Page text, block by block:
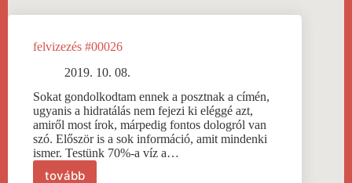
felvizezés #00026
2019. 10. 08.
Sokat gondolkodtam ennek a posztnak a címén,
ugyanis a hidratálás nem fejezi ki eléggé azt,
amiről most írok, márpedig fontos dologról van
szó. Először is a sok információ, amit mindenki
ismer. Testünk 70%-a víz a…
tovább